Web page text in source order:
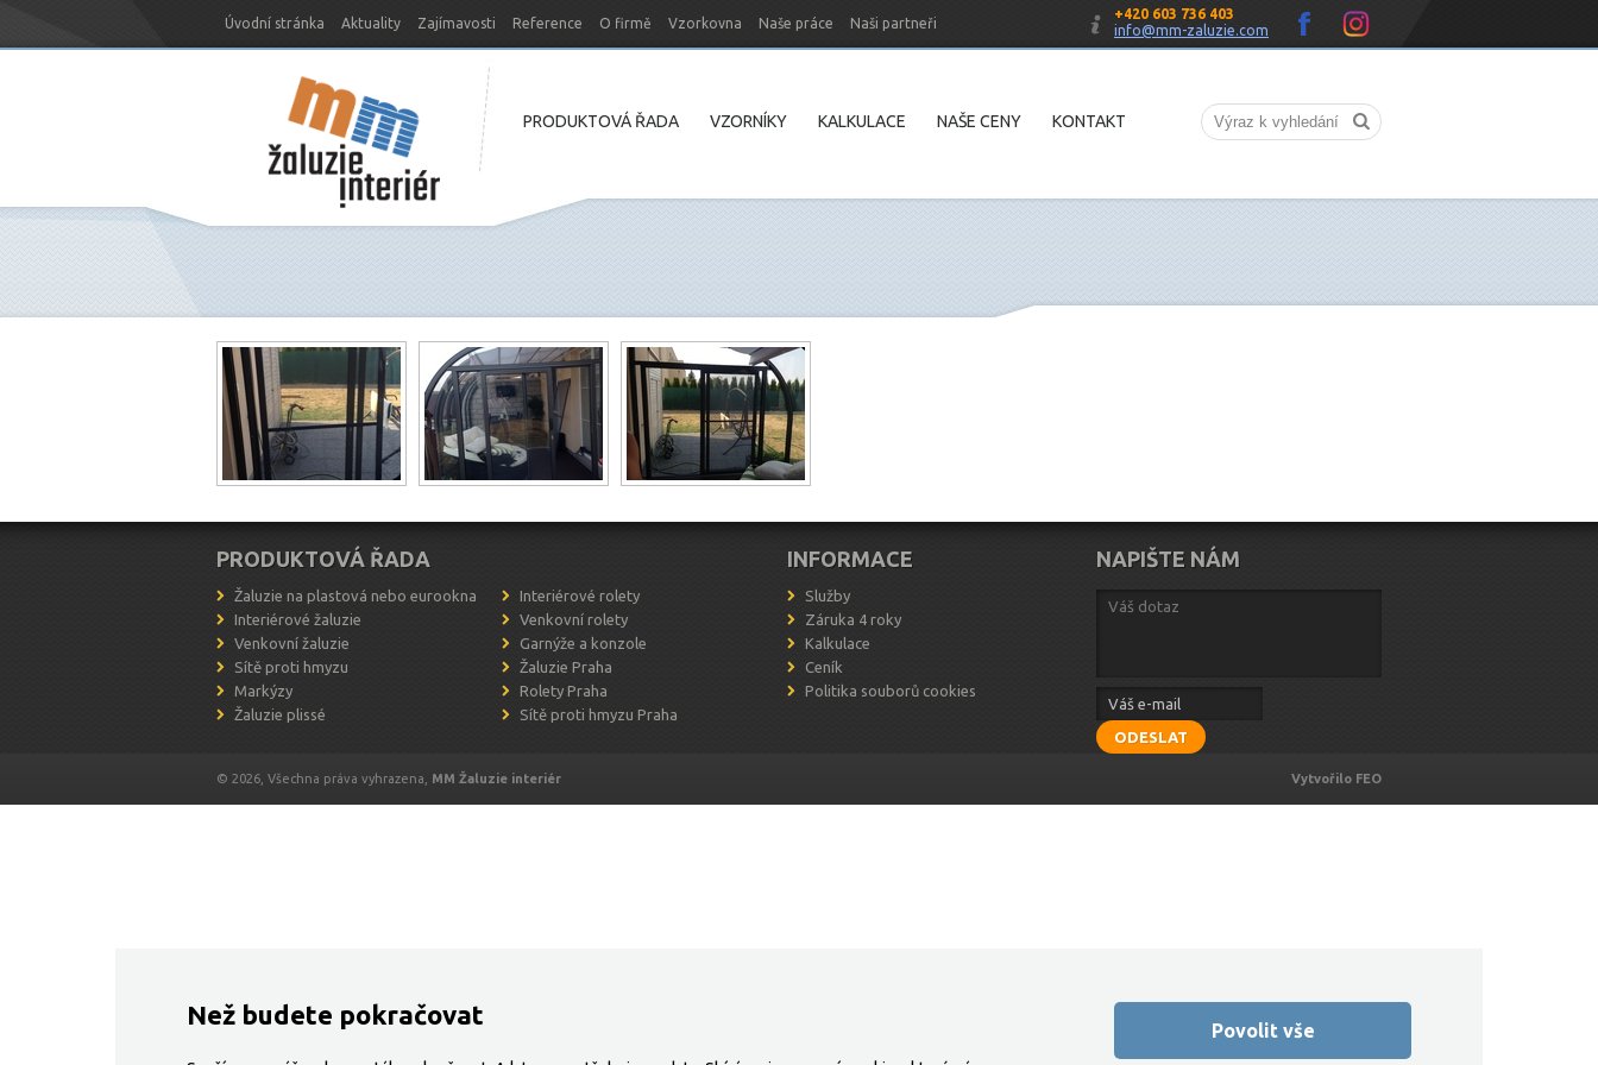
Úvodní stránka Aktuality Zajímavosti Reference O firmě Vzorkovna Naše práce Naši partneři
+420 603 736 403
info@mm-zaluzie.com
PRODUKTOVÁ ŘADA VZORNÍKY KALKULACE NAŠE CENY KONTAKT
PRODUKTOVÁ ŘADA
Žaluzie na plastová nebo eurookna
Interiérové rolety
Interiérové žaluzie
Venkovní rolety
Venkovní žaluzie
Garnýže a konzole
Sítě proti hmyzu
Žaluzie Praha
Markýzy
Rolety Praha
Žaluzie plissé
Sítě proti hmyzu Praha
INFORMACE
Služby
Záruka 4 roky
Kalkulace
Ceník
Politika souborů cookies
NAPIŠTE NÁM
ODESLAT
© 2026, Všechna práva vyhrazena, MM Žaluzie interiér Vytvořilo FEO
Než budete pokračovat
Povolit vše